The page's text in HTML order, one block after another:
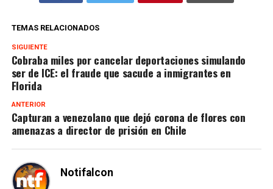
TEMAS RELACIONADOS
SIGUIENTE
Cobraba miles por cancelar deportaciones simulando
ser de ICE: el fraude que sacude a inmigrantes en
Florida
ANTERIOR
Capturan a venezolano que dejó corona de flores con
amenazas a director de prisión en Chile
Notifalcon